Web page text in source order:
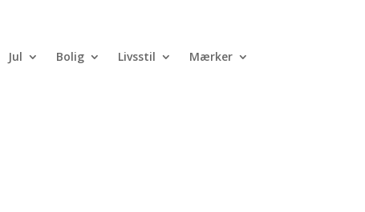
Jul Bolig Livsstil Mærker